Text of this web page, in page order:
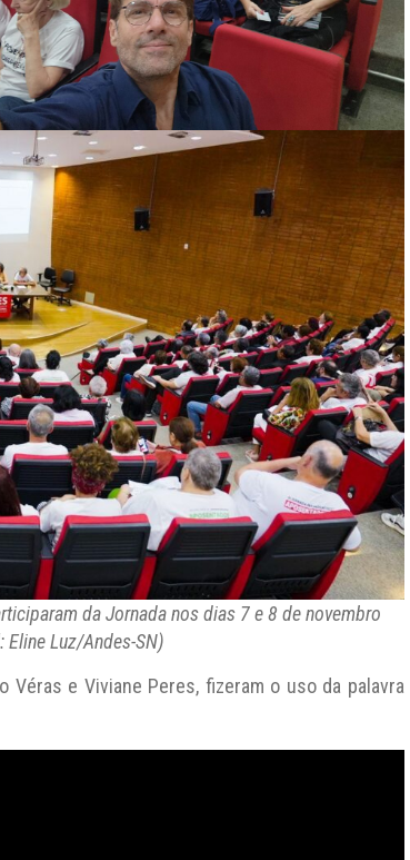
da Jornada nos dias 7 e 8 de novembro
Luz/Andes-SN)
Véras e Viviane Peres, fizeram o uso da palavra